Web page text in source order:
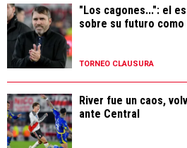
"Los cagones...": el
sobre su futuro como
TORNEO CLAUSURA
River fue un caos,
ante Central